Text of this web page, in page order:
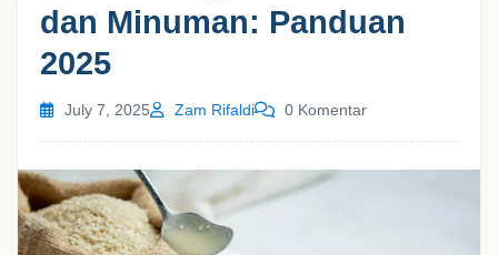
dan Minuman: Panduan
2025
July 7, 2025 Zam Rifaldi 0 Komentar